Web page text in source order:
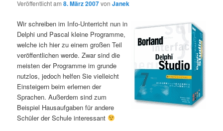
Veröffentlicht am8. März 2007vonJanek
Wir schreiben im Info-Unterricht nun in
Delphi und Pascal kleine Programme,
welche ich hier zu einem großen Teil
veröffentlichen werde. Zwar sind die
meisten der Programme im grunde
nutzlos, jedoch helfen Sie vielleicht
Einsteigern beim erlernen der
Sprachen. Außerdem sind zum
Beispiel Hausaufgaben für andere
Schüler der Schule interessant